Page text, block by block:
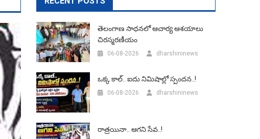
తెలంగాణ సాధనలో ఆచార్య ఆశయాలు
చిరస్మరణీయం
06-08-2026 dharshininews
ఒక్క కాల్.. ఐదు నిమిషాల్లో స్పందన..!
06-08-2026 dharshininews
రాత్రయినా.. ఆగని సేవ..!